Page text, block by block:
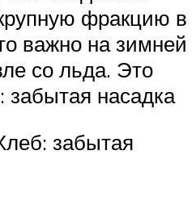
фракцию в
важно на зимней
со льда. Это
забытая насадка
забытая